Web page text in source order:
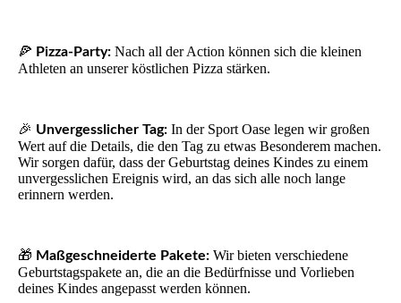
🍕 Pizza-Party: Nach all der Action können sich die kleinen
Athleten an unserer köstlichen Pizza stärken.
🎉 Unvergesslicher Tag: In der Sport Oase legen wir großen
Wert auf die Details, die den Tag zu etwas Besonderem machen.
Wir sorgen dafür, dass der Geburtstag deines Kindes zu einem
unvergesslichen Ereignis wird, an das sich alle noch lange
erinnern werden.
🎁 Maßgeschneiderte Pakete: Wir bieten verschiedene
Geburtstagspakete an, die an die Bedürfnisse und Vorlieben
deines Kindes angepasst werden können.